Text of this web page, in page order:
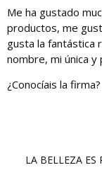
Me ha gustado
productos, me
gusta la fantástica
nombre, mi única y
¿Conocíais la firma?
LA BELLEZA ES